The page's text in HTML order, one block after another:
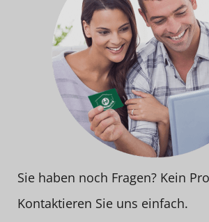
Sie haben noch Fragen? Kein
Kontaktieren Sie uns einfach.